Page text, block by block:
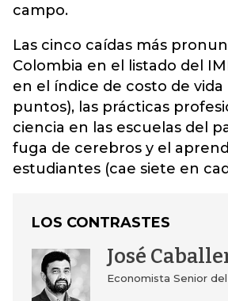
campo.
Las cinco caídas más
Colombia en el listado del
en el índice de costo de vida
puntos), las prácticas
ciencia en las escuelas del
fuga de cerebros y el
estudiantes (cae siete en
LOS CONTRASTES
José
Economista Senior